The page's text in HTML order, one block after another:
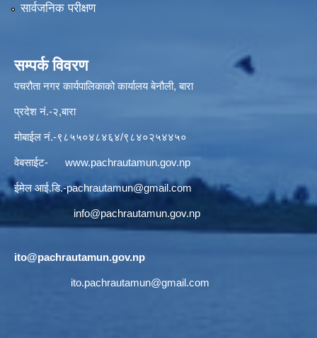
सार्वजनिक परीक्षण
सम्पर्क विवरण
पचरौता नगर कार्यपालिकाको कार्यालय बेनौली, बारा
प्रदेश नं.-२,बारा
मोबाईल नं.-९८५५०४८४६४/९८४०२५४४५०
वेबसाईट- www.pachrautamun.gov.np
ईमेल आई.डि.-pachrautamun@gmail.com
info@pachrautamun.gov.np
ito@pachrautamun.gov.np
ito.pachrautamun@gmail.com